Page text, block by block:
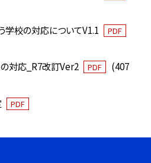
学校の対応についてV1.1
PDF
対応_R7改訂Ver2
PDF
(407
PDF